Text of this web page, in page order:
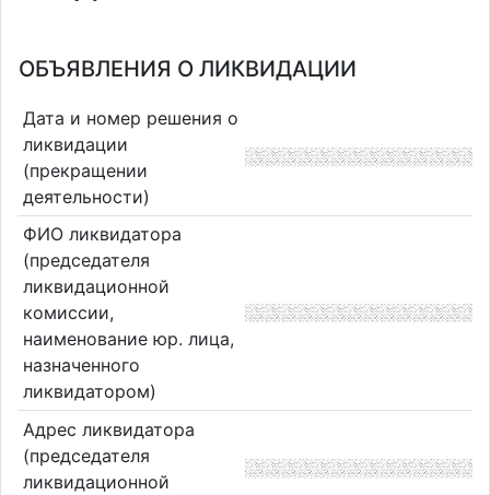
ОБЪЯВЛЕНИЯ О ЛИКВИДАЦИИ
Дата и номер решения о
ликвидации
(прекращении
деятельности)
ФИО ликвидатора
(председателя
ликвидационной
комиссии,
наименование юр. лица,
назначенного
ликвидатором)
Адрес ликвидатора
(председателя
ликвидационной